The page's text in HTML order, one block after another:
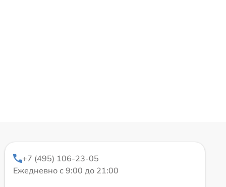
+7 (495) 106-23-05
Ежедневно с 9:00 до 21:00